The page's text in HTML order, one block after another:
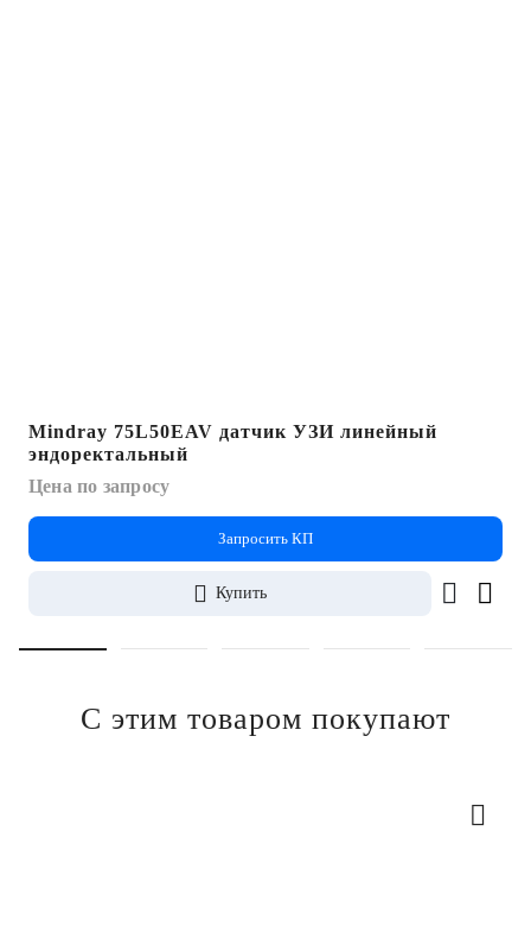
Mindray 75L50EAV датчик УЗИ линейный
эндоректальный
Цена по запросу
Запросить КП
Купить
С этим товаром покупают